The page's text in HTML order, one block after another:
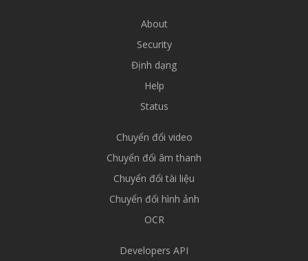
About
Security
Định dạng
Help
Status
Chuyển đổi video
Chuyển đổi âm thanh
Chuyển đổi tài liệu
Chuyển đổi hình ảnh
OCR
Developers API